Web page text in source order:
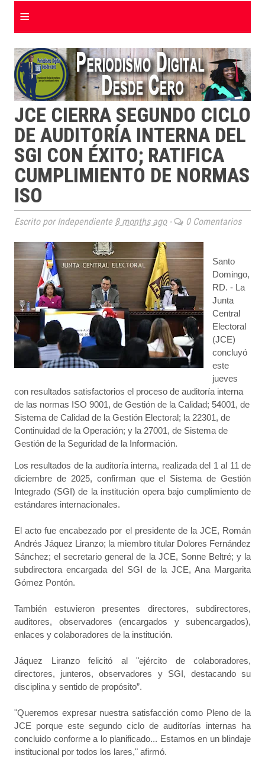
≡
JCE CIERRA SEGUNDO CICLO
DE AUDITORÍA INTERNA DEL
SGI CON ÉXITO; RATIFICA
CUMPLIMIENTO DE NORMAS
ISO
Escrito por Independiente 8 months ago- 0 Comentarios
Santo
Domingo,
RD. - La
Junta
Central
Electoral
(JCE)
concluyó
este
jueves
con resultados satisfactorios el proceso de auditoría interna
de las normas ISO 9001, de Gestión de la Calidad; 54001, de
Sistema de Calidad de la Gestión Electoral; la 22301, de
Continuidad de la Operación; y la 27001, de Sistema de
Gestión de la Seguridad de la Información.
Los resultados de la auditoría interna, realizada del 1 al 11 de
diciembre de 2025, confirman que el Sistema de Gestión
Integrado (SGI) de la institución opera bajo cumplimiento de
estándares internacionales.
El acto fue encabezado por el presidente de la JCE, Román
Andrés Jáquez Liranzo; la miembro titular Dolores Fernández
Sánchez; el secretario general de la JCE, Sonne Beltré; y la
subdirectora encargada del SGI de la JCE, Ana Margarita
Gómez Pontón.
También estuvieron presentes directores, subdirectores,
auditores, observadores (encargados y subencargados),
enlaces y colaboradores de la institución.
Jáquez Liranzo felicitó al "ejército de colaboradores,
directores, junteros, observadores y SGI, destacando su
disciplina y sentido de propósito”.
"Queremos expresar nuestra satisfacción como Pleno de la
JCE porque este segundo ciclo de auditorías internas ha
concluido conforme a lo planificado... Estamos en un blindaje
institucional por todos los lares," afirmó.